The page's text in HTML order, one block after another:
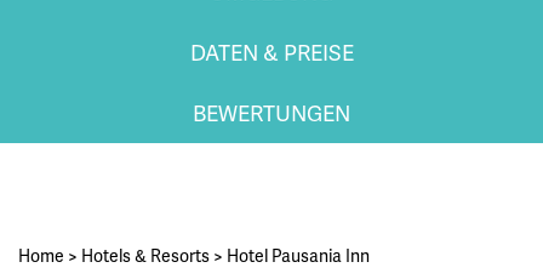
DATEN & PREISE
BEWERTUNGEN
Home > Hotels & Resorts > Hotel Pausania Inn